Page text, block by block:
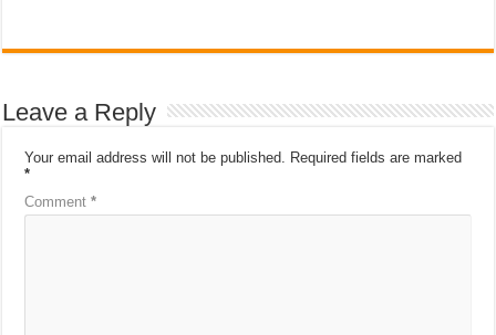
Leave a Reply
Your email address will not be published. Required fields are marked
*
Comment*